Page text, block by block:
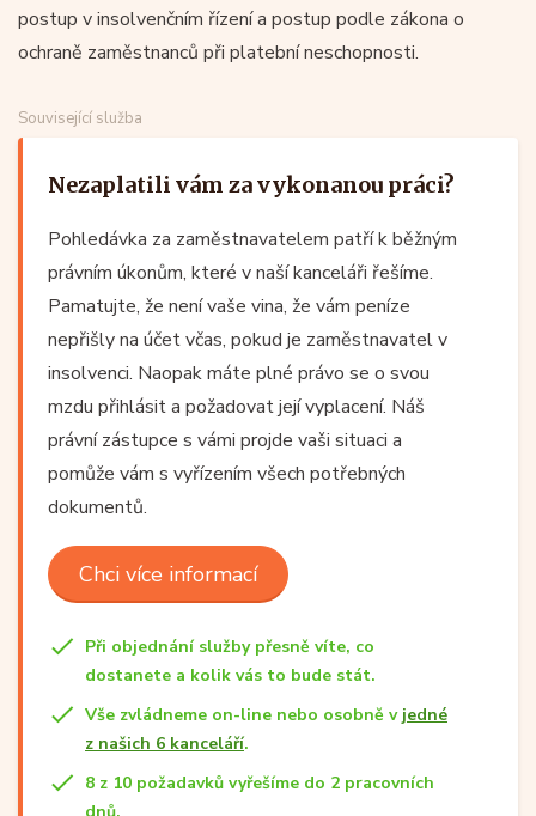
postup v insolvenčním řízení a postup podle zákona o
ochraně zaměstnanců při platební neschopnosti.
Související služba
Nezaplatili vám za vykonanou práci?
Pohledávka za zaměstnavatelem patří k běžným
právním úkonům, které v naší kanceláři řešíme.
Pamatujte, že není vaše vina, že vám peníze
nepřišly na účet včas, pokud je zaměstnavatel v
insolvenci. Naopak máte plné právo se o svou
mzdu přihlásit a požadovat její vyplacení. Náš
právní zástupce s vámi projde vaši situaci a
pomůže vám s vyřízením všech potřebných
dokumentů.
Chci více informací
Při objednání služby přesně víte, co
dostanete a kolik vás to bude stát.
Vše zvládneme on-line nebo osobně v jedné
z našich 6 kanceláří.
8 z 10 požadavků vyřešíme do 2 pracovních
dnů.